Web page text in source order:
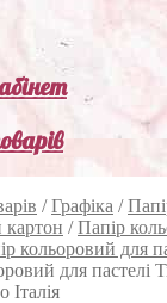
/Графіка /
картон /Папір
кольоровий для
для пастелі
Італія